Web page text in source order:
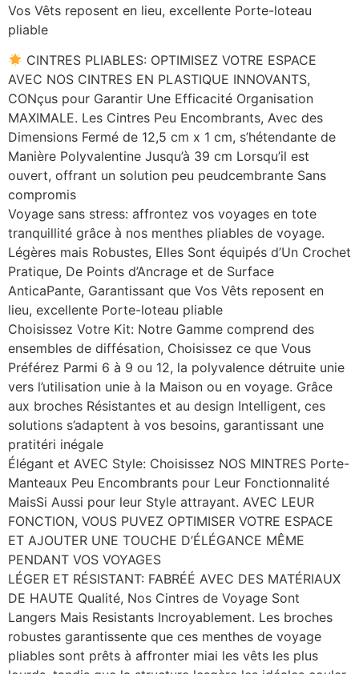
Vos Vêts reposent en lieu, excellente Porte-loteau
pliable
CINTRES PLIABLES: OPTIMISEZ VOTRE ESPACE
AVEC NOS CINTRES EN PLASTIQUE INNOVANTS,
CONçus pour Garantir Une Efficacité Organisation
MAXIMALE. Les Cintres Peu Encombrants, Avec des
Dimensions Fermé de 12,5 cm x 1 cm, s’hétendante de
Manière Polyvalentine Jusqu’à 39 cm Lorsqu’il est
ouvert, offrant un solution peu peudcembrante Sans
compromis
Voyage sans stress: affrontez vos voyages en tote
tranquillité grâce à nos menthes pliables de voyage.
Légères mais Robustes, Elles Sont équipés d’Un Crochet
Pratique, De Points d’Ancrage et de Surface
AnticaPante, Garantissant que Vos Vêts reposent en
lieu, excellente Porte-loteau pliable
Choisissez Votre Kit: Notre Gamme comprend des
ensembles de diffésation, Choisissez ce que Vous
Préférez Parmi 6 à 9 ou 12, la polyvalence détruite unie
vers l’utilisation unie à la Maison ou en voyage. Grâce
aux broches Résistantes et au design Intelligent, ces
solutions s’adaptent à vos besoins, garantissant une
pratitéri inégale
Élégant et AVEC Style: Choisissez NOS MINTRES Porte-
Manteaux Peu Encombrants pour Leur Fonctionnalité
MaisSi Aussi pour leur Style attrayant. AVEC LEUR
FONCTION, VOUS PUVEZ OPTIMISER VOTRE ESPACE
ET AJOUTER UNE TOUCHE D’ÉLÉGANCE MÊME
PENDANT VOS VOYAGES
LÉGER ET RÉSISTANT: FABRÉÉ AVEC DES MATÉRIAUX
DE HAUTE Qualité, Nos Cintres de Voyage Sont
Langers Mais Resistants Incroyablement. Les broches
robustes garantissente que ces menthes de voyage
pliables sont prêts à affronter miai les vêts les plus